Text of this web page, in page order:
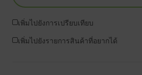
เพิ่มไปยังการเปรียบเทียบ
เพิ่มไปยังรายการสินค้าที่อยากได้